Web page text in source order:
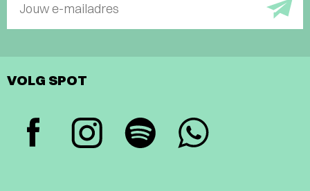
Jouw e-mailadres
VOLG SPOT